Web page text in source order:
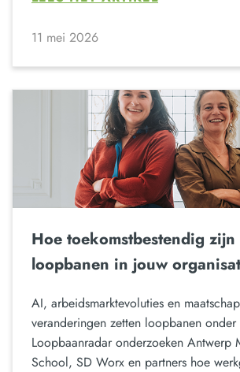
11 mei 2026
Hoe toekomstbestendig zijn
loopbanen in jouw
AI, arbeidsmarktevoluties en
veranderingen zetten loopbanen
Loopbaanradar onderzoeken Antwerp
School, SD Worx en partners hoe